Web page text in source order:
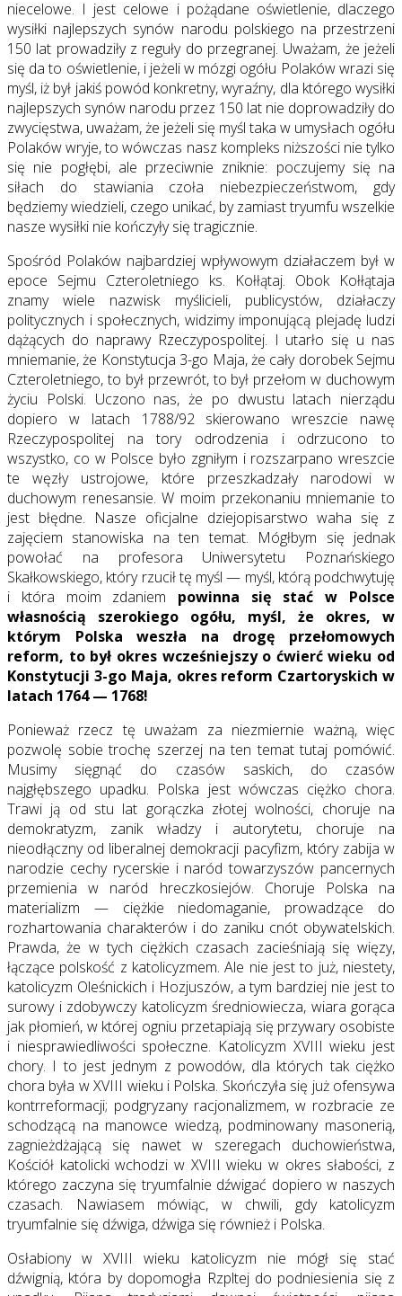
niecelowe. I jest celowe i pożądane oświetlenie, dlaczego
wysiłki najlepszych synów narodu polskiego na przestrzeni
150 lat prowadziły z reguły do przegranej. Uważam, że jeżeli
się da to oświetlenie, i jeżeli w mózgi ogółu Polaków wrazi się
myśl, iż był jakiś powód konkretny, wyraźny, dla którego wysiłki
najlepszych synów narodu przez 150 lat nie doprowadziły do
zwycięstwa, uważam, że jeżeli się myśl taka w umysłach ogółu
Polaków wryje, to wówczas nasz kompleks niższości nie tylko
się nie pogłębi, ale przeciwnie zniknie: poczujemy się na
siłach do stawiania czoła niebezpieczeństwom, gdy
będziemy wiedzieli, czego unikać, by zamiast tryumfu wszelkie
nasze wysiłki nie kończyły się tragicznie.
Spośród Polaków najbardziej wpływowym działaczem był w
epoce Sejmu Czteroletniego ks. Kołłątaj. Obok Kołłątaja
znamy wiele nazwisk myślicieli, publicystów, działaczy
politycznych i społecznych, widzimy imponującą plejadę ludzi
dążących do naprawy Rzeczypospolitej. I utarło się u nas
mniemanie, że Konstytucja 3-go Maja, że cały dorobek Sejmu
Czteroletniego, to był przewrót, to był przełom w duchowym
życiu Polski. Uczono nas, że po dwustu latach nierządu
dopiero w latach 1788/92 skierowano wreszcie nawę
Rzeczypospolitej na tory odrodzenia i odrzucono to
wszystko, co w Polsce było zgniłym i rozszarpano wreszcie
te węzły ustrojowe, które przeszkadzały narodowi w
duchowym renesansie. W moim przekonaniu mniemanie to
jest błędne. Nasze oficjalne dziejopisarstwo waha się z
zajęciem stanowiska na ten temat. Mógłbym się jednak
powołać na profesora Uniwersytetu Poznańskiego
Skałkowskiego, który rzucił tę myśl — myśl, którą podchwytuję
i która moim zdaniem powinna się stać w Polsce
własnością szerokiego ogółu, myśl, że okres, w
którym Polska weszła na drogę przełomowych
reform, to był okres wcześniejszy o ćwierć wieku od
Konstytucji 3-go Maja, okres reform Czartoryskich w
latach 1764 — 1768!
Ponieważ rzecz tę uważam za niezmiernie ważną, więc
pozwolę sobie trochę szerzej na ten temat tutaj pomówić.
Musimy sięgnąć do czasów saskich, do czasów
najgłębszego upadku. Polska jest wówczas ciężko chora.
Trawi ją od stu lat gorączka złotej wolności, choruje na
demokratyzm, zanik władzy i autorytetu, choruje na
nieodłączny od liberalnej demokracji pacyfizm, który zabija w
narodzie cechy rycerskie i naród towarzyszów pancernych
przemienia w naród hreczkosiejów. Choruje Polska na
materializm — ciężkie niedomaganie, prowadzące do
rozhartowania charakterów i do zaniku cnót obywatelskich.
Prawda, że w tych ciężkich czasach zacieśniają się więzy,
łączące polskość z katolicyzmem. Ale nie jest to już, niestety,
katolicyzm Oleśnickich i Hozjuszów, a tym bardziej nie jest to
surowy i zdobywczy katolicyzm średniowiecza, wiara gorąca
jak płomień, w której ogniu przetapiają się przywary osobiste
i niesprawiedliwości społeczne. Katolicyzm XVIII wieku jest
chory. I to jest jednym z powodów, dla których tak ciężko
chora była w XVIII wieku i Polska. Skończyła się już ofensywa
kontrreformacji; podgryzany racjonalizmem, w rozbracie ze
schodzącą na manowce wiedzą, podminowany masonerią,
zagnieżdżającą się nawet w szeregach duchowieństwa,
Kościół katolicki wchodzi w XVIII wieku w okres słabości, z
którego zaczyna się tryumfalnie dźwigać dopiero w naszych
czasach. Nawiasem mówiąc, w chwili, gdy katolicyzm
tryumfalnie się dźwiga, dźwiga się również i Polska.
Osłabiony w XVIII wieku katolicyzm nie mógł się stać
dźwignią, która by dopomogła Rzpltej do podniesienia się z